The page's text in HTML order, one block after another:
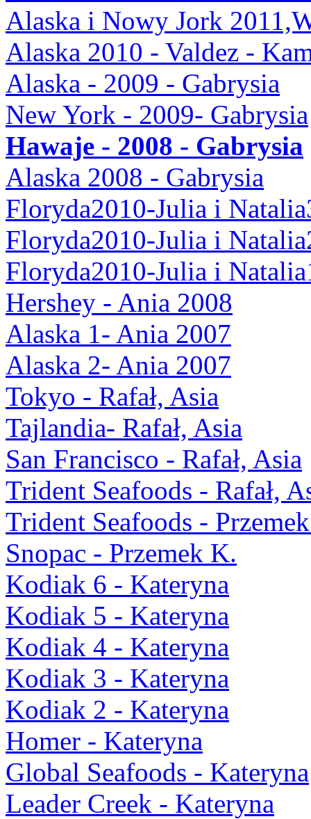
Alaska i Nowy Jork
Alaska 2010 - Valdez -
Alaska - 2009 - Gabrysia
New York - 2009- Gabrysia
Hawaje - 2008 - Gabrysia
Alaska 2008 - Gabrysia
Floryda2010-Julia i
Floryda2010-Julia i
Floryda2010-Julia i
Hershey - Ania 2008
Alaska 1- Ania 2007
Alaska 2- Ania 2007
Tokyo - Rafał, Asia
Tajlandia- Rafał, Asia
San Francisco - Rafał, Asia
Trident Seafoods - Rafał,
Trident Seafoods -
Snopac - Przemek K.
Kodiak 6 - Kateryna
Kodiak 5 - Kateryna
Kodiak 4 - Kateryna
Kodiak 3 - Kateryna
Kodiak 2 - Kateryna
Homer - Kateryna
Global Seafoods - Kateryna
Leader Creek - Kateryna